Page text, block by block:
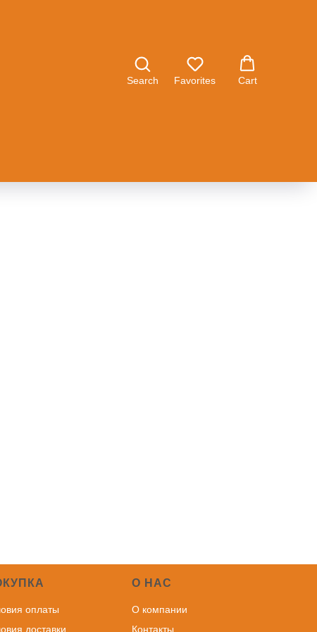
Search Favorites Cart
оплаты
доставки
О НАС
О компании
Контакты